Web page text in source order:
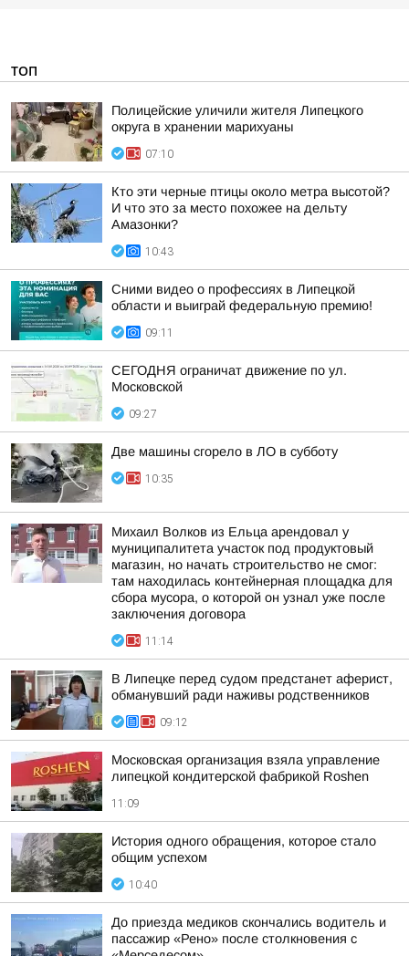
ТОП
Полицейские уличили жителя Липецкого
округа в хранении марихуаны
07:10
Кто эти черные птицы около метра высотой?
И что это за место похожее на дельту
Амазонки?
10:43
Сними видео о профессиях в Липецкой
области и выиграй федеральную премию!
09:11
СЕГОДНЯ ограничат движение по ул.
Московской
09:27
Две машины сгорело в ЛО в субботу
10:35
Михаил Волков из Ельца арендовал у
муниципалитета участок под продуктовый
магазин, но начать строительство не смог:
там находилась контейнерная площадка для
сбора мусора, о которой он узнал уже после
заключения договора
11:14
В Липецке перед судом предстанет аферист,
обманувший ради наживы родственников
09:12
Московская организация взяла управление
липецкой кондитерской фабрикой Roshen
11:09
История одного обращения, которое стало
общим успехом
10:40
До приезда медиков скончались водитель и
пассажир «Рено» после столкновения с